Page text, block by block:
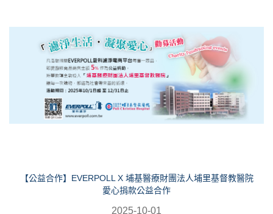
【公益合作】EVERPOLL X 埔基醫療財團法人埔里基督教醫院
愛心捐款公益合作
2025-10-01